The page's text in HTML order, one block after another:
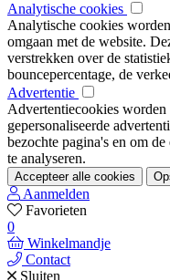
Analytische cookies
Analytische cookies
omgaan met de website.
verstrekken over de
bouncepercentage, de
Advertentie
Advertentiecookies
gepersonaliseerde
bezochte pagina's en om
te analyseren.
Accepteer alle cookies
Aanmelden
Favorieten
0
Winkelmandje
Contact
Sluiten